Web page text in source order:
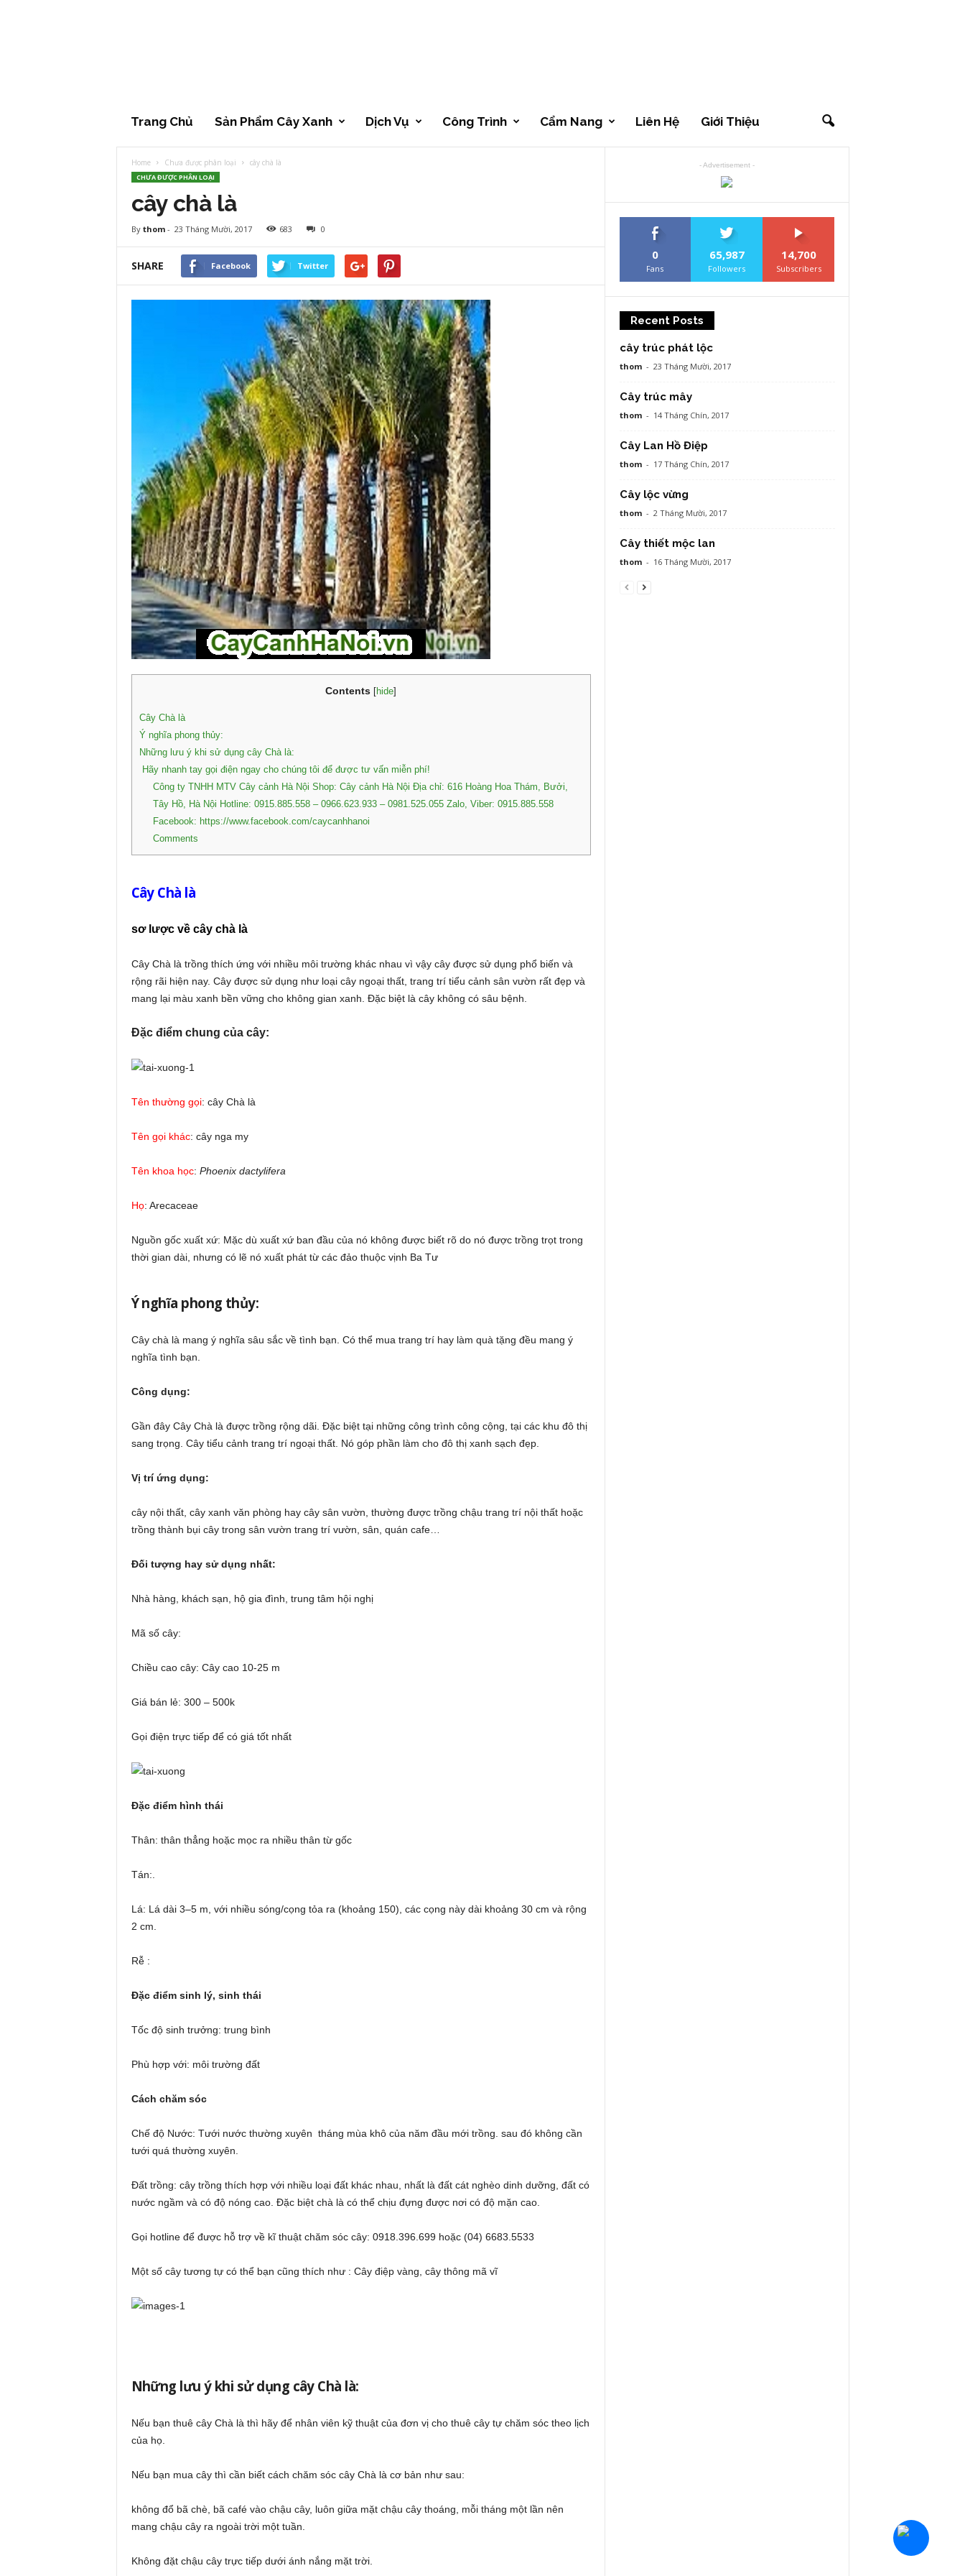
Trang Chủ Sản Phẩm Cây Xanh Dịch Vụ Công Trình Cẩm Nang Liên Hệ Giới Thiệu
Home Chưa được phân loại cây chà là
CHƯA ĐƯỢC PHÂN LOẠI
cây chà là
By thom- 23 Tháng Mười, 2017 683 0
SHARE Facebook Twitter
Contents hide
Cây Chà là
Ý nghĩa phong thủy:
Những lưu ý khi sử dụng cây Chà là:
Hãy nhanh tay gọi điện ngay cho chúng tôi để được tư vấn miễn phí!
Công ty TNHH MTV Cây cảnh Hà Nội Shop: Cây cảnh Hà Nội Địa chỉ: 616 Hoàng Hoa Thám, Bưởi,
Tây Hồ, Hà Nội Hotline: 0915.885.558 – 0966.623.933 – 0981.525.055 Zalo, Viber: 0915.885.558
Facebook: https://www.facebook.com/caycanhhanoi
Comments
Cây Chà là
sơ lược về cây chà là
Cây Chà là trồng thích ứng với nhiều môi trường khác nhau vì vậy cây được sử dụng phổ biến và
rộng rãi hiện nay. Cây được sử dụng như loại cây ngoại thất, trang trí tiểu cảnh sân vườn rất đẹp và
mang lại màu xanh bền vững cho không gian xanh. Đặc biệt là cây không có sâu bệnh.
Đặc điểm chung của cây:
Tên thường gọi: cây Chà là
Tên gọi khác: cây nga my
Tên khoa học: Phoenix dactylifera
Họ: Arecaceae
Nguồn gốc xuất xứ: Mặc dù xuất xứ ban đầu của nó không được biết rõ do nó được trồng trọt trong
thời gian dài, nhưng có lẽ nó xuất phát từ các đảo thuộc vịnh Ba Tư
Ý nghĩa phong thủy:
Cây chà là mang ý nghĩa sâu sắc về tình bạn. Có thể mua trang trí hay làm quà tặng đều mang ý
nghĩa tình bạn.
Công dụng:
Gần đây Cây Chà là được trồng rộng dãi. Đặc biệt tại những công trình công cộng, tại các khu đô thị
sang trọng. Cây tiểu cảnh trang trí ngoại thất. Nó góp phần làm cho đô thị xanh sạch đẹp.
Vị trí ứng dụng:
cây nội thất, cây xanh văn phòng hay cây sân vườn, thường được trồng chậu trang trí nội thất hoặc
trồng thành bụi cây trong sân vườn trang trí vườn, sân, quán cafe…
Đối tượng hay sử dụng nhất:
Nhà hàng, khách sạn, hộ gia đình, trung tâm hội nghị
Mã số cây:
Chiều cao cây: Cây cao 10-25 m
Giá bán lẻ: 300 – 500k
Gọi điện trực tiếp để có giá tốt nhất
Đặc điểm hình thái
Thân: thân thẳng hoặc mọc ra nhiều thân từ gốc
Tán:.
Lá: Lá dài 3–5 m, với nhiều sóng/cọng tỏa ra (khoảng 150), các cọng này dài khoảng 30 cm và rộng
2 cm.
Rễ :
Đặc điểm sinh lý, sinh thái
Tốc độ sinh trưởng: trung bình
Phù hợp với: môi trường đất
Cách chăm sóc
Chế độ Nước: Tưới nước thường xuyên tháng mùa khô của năm đầu mới trồng. sau đó không cần
tưới quá thường xuyên.
Đất trồng: cây trồng thích hợp với nhiều loại đất khác nhau, nhất là đất cát nghèo dinh dưỡng, đất có
nước ngầm và có độ nóng cao. Ðặc biệt chà là có thể chịu đựng được nơi có độ mặn cao.
Gọi hotline để được hỗ trợ về kĩ thuật chăm sóc cây: 0918.396.699 hoặc (04) 6683.5533
Một số cây tương tự có thể bạn cũng thích như : Cây điệp vàng, cây thông mã vĩ
Những lưu ý khi sử dụng cây Chà là:
Nếu bạn thuê cây Chà là thì hãy để nhân viên kỹ thuật của đơn vị cho thuê cây tự chăm sóc theo lịch
của họ.
Nếu bạn mua cây thì cần biết cách chăm sóc cây Chà là cơ bản như sau:
không đổ bã chè, bã café vào chậu cây, luôn giữa mặt chậu cây thoáng, mỗi tháng một lần nên
mang chậu cây ra ngoài trời một tuần.
Không đặt chậu cây trực tiếp dưới ánh nắng mặt trời.
- Advertisement -
0
Fans
65,987
Followers
14,700
Subscribers
Recent Posts
cây trúc phát lộc
thom - 23 Tháng Mười, 2017
Cây trúc mây
thom - 14 Tháng Chín, 2017
Cây Lan Hồ Điệp
thom - 17 Tháng Chín, 2017
Cây lộc vừng
thom - 2 Tháng Mười, 2017
Cây thiết mộc lan
thom - 16 Tháng Mười, 2017